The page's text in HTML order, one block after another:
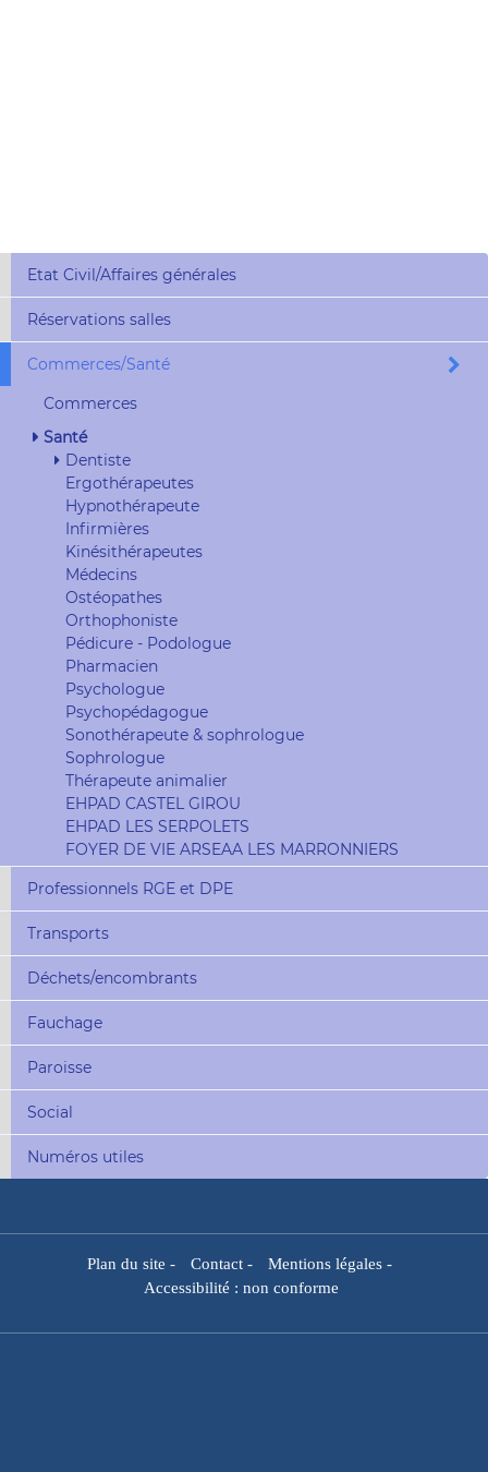
Etat Civil/Affaires générales
Réservations salles
Commerces/Santé
Commerces
Santé
Dentiste
Ergothérapeutes
Hypnothérapeute
Infirmières
Kinésithérapeutes
Médecins
Ostéopathes
Orthophoniste
Pédicure - Podologue
Pharmacien
Psychologue
Psychopédagogue
Sonothérapeute & sophrologue
Sophrologue
Thérapeute animalier
EHPAD CASTEL GIROU
EHPAD LES SERPOLETS
FOYER DE VIE ARSEAA LES MARRONNIERS
Professionnels RGE et DPE
Transports
Déchets/encombrants
Fauchage
Paroisse
Social
Numéros utiles
Plan du site - Contact- Mentions légales-
Accessibilité : non conforme